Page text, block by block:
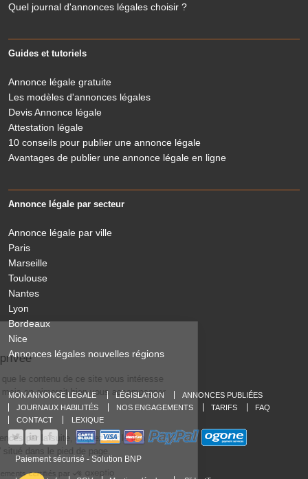
Le Légaliste
respecte votre vie privée
On a attendu d'être sûrs que le contenu de ce site vous intéresse
avant de vous déranger, mais on aimerait bien vous accompagner
pendant votre visite...
C'est OK pour vous ?
Pour modifier vos préférences par la suite, cliquez sur le lien
'Préférences de cookies' situé dans le pied de page.
Consentements certifiés par
Quel journal d'annonces légales choisir ?
Guides et tutoriels
Annonce légale gratuite
Les modèles d'annonces légales
Devis Annonce légale
Attestation légale
10 conseils pour publier une annonce légale
Avantages de publier une annonce légale en ligne
Annonce légale par secteur
Annonce légale par ville
Paris
Marseille
Toulouse
Nantes
Lyon
Bordeaux
Nice
Annonces légales nouvelles régions
MON ANNONCE LEGALE LÉGISLATION
ANNONCES PUBLIÉES
JOURNAUX HABILITÉS
NOS ENGAGEMENTS TARIFS
FAQ
CONTACT
LEXIQUE
Paiement sécurisé - Solution BNP